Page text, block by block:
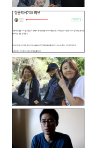
다면 교체할 수 있는 점도
영어로 고름전화영어와는
하는 데 대한 부담감이 줄
의 표정이나 몸짓이 큰 위
에 집중할수 있었습니다
의 사항을 해결해주시니까
통해 원하는 부분을 말하면
등 여러가지 물어보면 해결
님과 수업해보았는데수업
교재 중심 수업을 진행하셨
대화 수업을 진행하셨습니
션 추가 수업등은 상담선생
을 받습니다. 4. 선생님과
씩 차이가 있었지만, 전체
가 중요하다는 것을 깨달
쓰였지만, 점차 익숙해지
변을 구성할 수 있었습니
는 방법을 익히게 되었습니
토론하면서 스피킹, 라이
글:"Nowadays, many
easier, while others
opinion, technology
lives." 선생님이 피드백을
무 일반적이며 명확한 입
effects"라는 표현이 너무
필요가 있음 수정한 글
revolutionized the way
complicates our daily
outweigh its
technology enhances
minor challenges."피드백
욱 정교하게 다듬을 수 있